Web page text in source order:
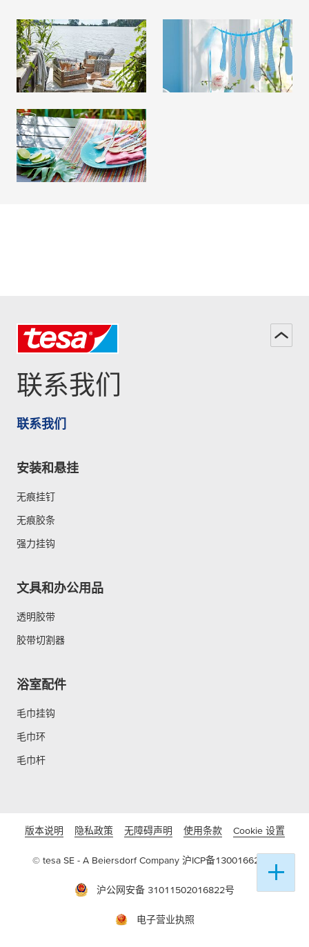
夏季装饰品
阅读更多
复活节装扮
阅读更多
聚会装饰
阅读更多
联系我们
联系我们
安装和悬挂
无痕挂钉
无痕胶条
强力挂钩
文具和办公用品
透明胶带
胶带切割器
浴室配件
毛巾挂钩
毛巾环
毛巾杆
版本说明 隐私政策 无障碍声明 使用条款 Cookie 设置
© tesa SE - A Beiersdorf Company 沪ICP备13001662号-3
沪公网安备 31011502016822号
电子营业执照